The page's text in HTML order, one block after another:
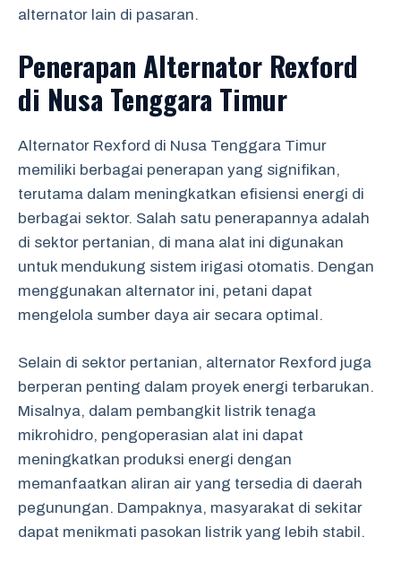
alternator lain di pasaran.
Penerapan Alternator Rexford
di Nusa Tenggara Timur
Alternator Rexford di Nusa Tenggara Timur
memiliki berbagai penerapan yang signifikan,
terutama dalam meningkatkan efisiensi energi di
berbagai sektor. Salah satu penerapannya adalah
di sektor pertanian, di mana alat ini digunakan
untuk mendukung sistem irigasi otomatis. Dengan
menggunakan alternator ini, petani dapat
mengelola sumber daya air secara optimal.
Selain di sektor pertanian, alternator Rexford juga
berperan penting dalam proyek energi terbarukan.
Misalnya, dalam pembangkit listrik tenaga
mikrohidro, pengoperasian alat ini dapat
meningkatkan produksi energi dengan
memanfaatkan aliran air yang tersedia di daerah
pegunungan. Dampaknya, masyarakat di sekitar
dapat menikmati pasokan listrik yang lebih stabil.